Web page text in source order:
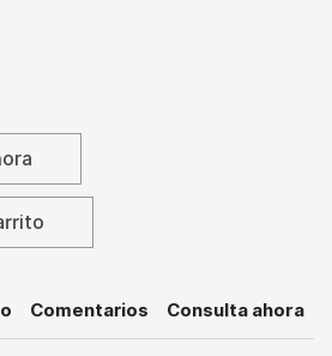
Comentarios Consulta ahora